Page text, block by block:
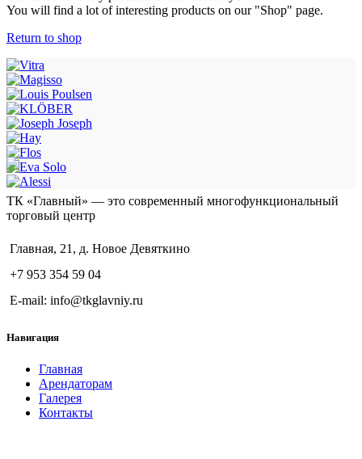
You will find a lot of interesting products on our "Shop" page.
Return to shop
ТК «Главный» — это современный многофункциональный
торговый центр
Главная, 21, д. Новое Девяткино
+7 953 354 59 04
E-mail: info@tkglavniy.ru
Навигация
Главная
Арендаторам
Галерея
Контакты